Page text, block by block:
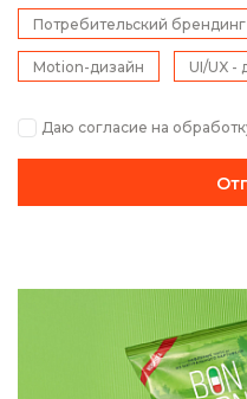
Потребительский брендинг
Motion-дизайн UI/UX -
Даю согласие на